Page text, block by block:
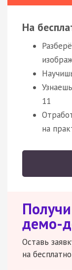
На
11
на
демо-
Оставь
на